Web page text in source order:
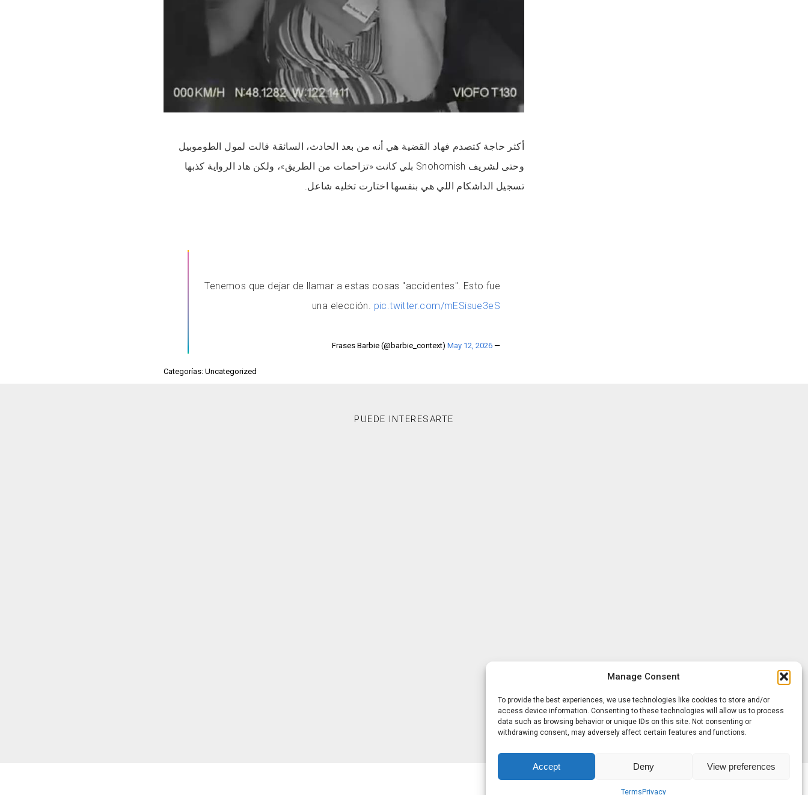
Manage Consent
To provide the best experiences, we use technologies like cookies to store and/or
access device information. Consenting to these technologies will allow us to process
data such as browsing behavior or unique IDs on this site. Not consenting or
withdrawing consent, may adversely affect certain features and functions.
Accept Deny View preferences
Terms Privacy
أكثر حاجة كتصدم فهاد القضية هي أنه من بعد الحادث، السائقة قالت لمول الطوموبيل
وحتى لشريف Snohomish بلي كانت «تزاحمات من الطريق»، ولكن هاد الرواية كذبها
تسجيل الداشكام اللي هي بنفسها اختارت تخليه شاعل.
Tenemos que dejar de llamar a estas cosas "accidentes". Esto fue
una elección. pic.twitter.com/mESisue3eS
— Frases Barbie (@barbie_context)
May 12, 2026
Categorías: Uncategorized
PUEDE INTERESARTE